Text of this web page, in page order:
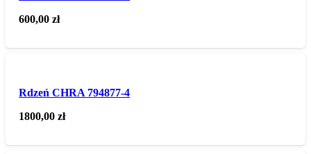
600,00zł
Rdzeń CHRA 794877-4
1800,00zł